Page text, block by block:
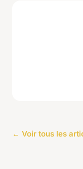
← Voir tous les